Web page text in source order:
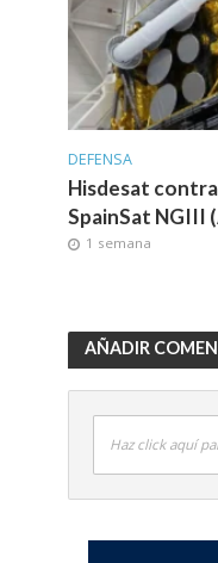
DEFENSA
Hisdesat
SpainSat NGIII
1 semana
AÑADIR
Haz click aquí